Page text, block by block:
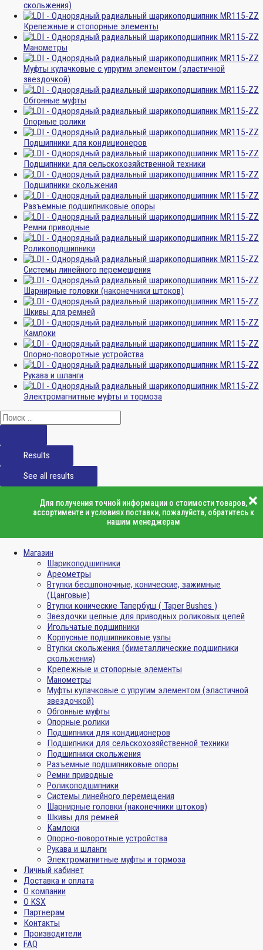
скольжения)
Крепежные и стопорные элементы
Манометры
Муфты кулачковые с упругим элементом (эластичной
звездочкой)
Обгонные муфты
Опорные ролики
Подшипники для кондиционеров
Подшипники для сельскохозяйственной техники
Подшипники скольжения
Разъемные подшипниковые опоры
Ремни приводные
Роликоподшипники
Системы линейного перемещения
Шарнирные головки (наконечники штоков)
Шкивы для ремней
Камлоки
Опорно-поворотные устройства
Рукава и шланги
Электромагнитные муфты и тормоза
Results
See all results
Для получения точной информации о стоимости товаров,
ассортименте и условиях поставки, пожалуйста, обратитесь к
нашим менеджерам
Магазин
Шарикоподшипники
Ареометры
Втулки бесшпоночные, конические, зажимные
(Цанговые)
Втулки конические Тапербуш ( Taper Bushes )
Звездочки цепные для приводных роликовых цепей
Игольчатые подшипники
Корпусные подшипниковые узлы
Втулки скольжения (биметаллические подшипники
скольжения)
Крепежные и стопорные элементы
Манометры
Муфты кулачковые с упругим элементом (эластичной
звездочкой)
Обгонные муфты
Опорные ролики
Подшипники для кондиционеров
Подшипники для сельскохозяйственной техники
Подшипники скольжения
Разъемные подшипниковые опоры
Ремни приводные
Роликоподшипники
Системы линейного перемещения
Шарнирные головки (наконечники штоков)
Шкивы для ремней
Камлоки
Опорно-поворотные устройства
Рукава и шланги
Электромагнитные муфты и тормоза
Личный кабинет
Доставка и оплата
О компании
О KSX
Партнерам
Контакты
Производители
FAQ